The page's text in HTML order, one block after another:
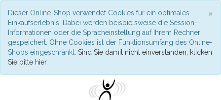
×
Dieser Online-Shop verwendet Cookies für ein optimales
Einkaufserlebnis. Dabei werden beispielsweise die Session-
Informationen oder die Spracheinstellung auf Ihrem Rechner
gespeichert. Ohne Cookies ist der Funktionsumfang des Online-
Shops eingeschränkt. Sind Sie damit nicht einverstanden, klicken
Sie bitte hier.